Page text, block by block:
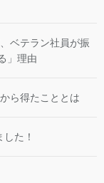
ベテラン社員が振
」理由
ら得たこととは
た！